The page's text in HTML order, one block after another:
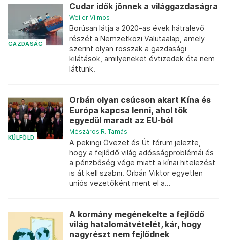
GAZDASÁG
Cudar idők jönnek a világgazdaságra
Weiler Vilmos
Borúsan látja a 2020-as évek hátralevő
részét a Nemzetközi Valutaalap, amely
szerint olyan rosszak a gazdasági
kilátások, amilyeneket évtizedek óta nem
láttunk.
KÜLFÖLD
Orbán olyan csúcson akart Kína és
Európa kapcsa lenni, ahol tök
egyedül maradt az EU-ból
Mészáros R. Tamás
A pekingi Övezet és Út fórum jelezte,
hogy a fejlődő világ adósságproblémái és
a pénzbőség vége miatt a kínai hitelezést
is át kell szabni. Orbán Viktor egyetlen
uniós vezetőként ment el a...
A kormány megénekelte a fejlődő
világ hatalomátvételét, kár, hogy
nagyrészt nem fejlődnek